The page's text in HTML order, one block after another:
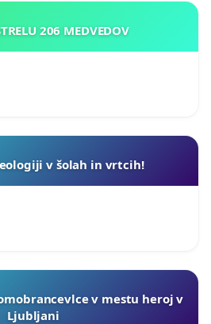
206 MEDVEDOV
v šolah in vrtcih!
v mestu heroj v
Ljubljani